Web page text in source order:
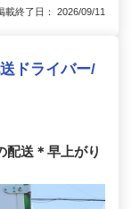
終了日： 2026/09/11
ドライバー/
配送＊早上がり